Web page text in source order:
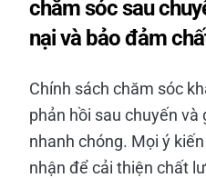
chăm sóc sau
nại và bảo đảm
Chính sách chăm sóc
phản hồi sau chuyến và
nhanh chóng. Mọi ý
nhận để cải thiện chất